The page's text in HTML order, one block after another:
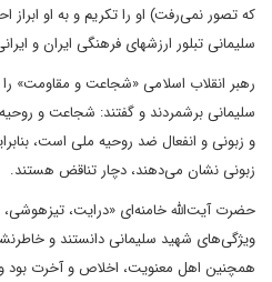
که تصور نمی‌رفت) او را تکریم و به او ابراز
سلیمانی تبلور ارزشهای فرهنگی ایران و
رهبر انقلاب اسلامی «شجاعت و مقاومت» را
سلیمانی برشمردند و گفتند: شجاعت و
و زبونی و انفعال ضد روحیه ملی است،
زبونی نشان می‌دهند، دچار تناقض هستند.
حضرت آیت‌الله خامنه‌ای «درایت، تیزهوشی،
ویژگی‌های شهید سلیمانی دانستند و
همچنین اهل معنویت، اخلاص و آخرت بود